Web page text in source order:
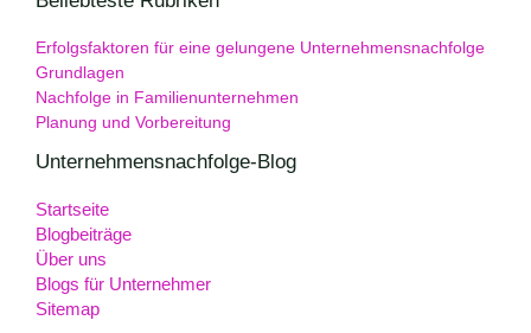
Erfolgsfaktoren für eine gelungene Unternehmensnachfolge
Grundlagen
Nachfolge in Familienunternehmen
Planung und Vorbereitung
Unternehmensnachfolge-Blog
Startseite
Blogbeiträge
Über uns
Blogs für Unternehmer
Sitemap